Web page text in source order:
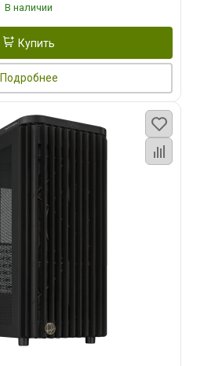
В наличии
Купить
Подробнее